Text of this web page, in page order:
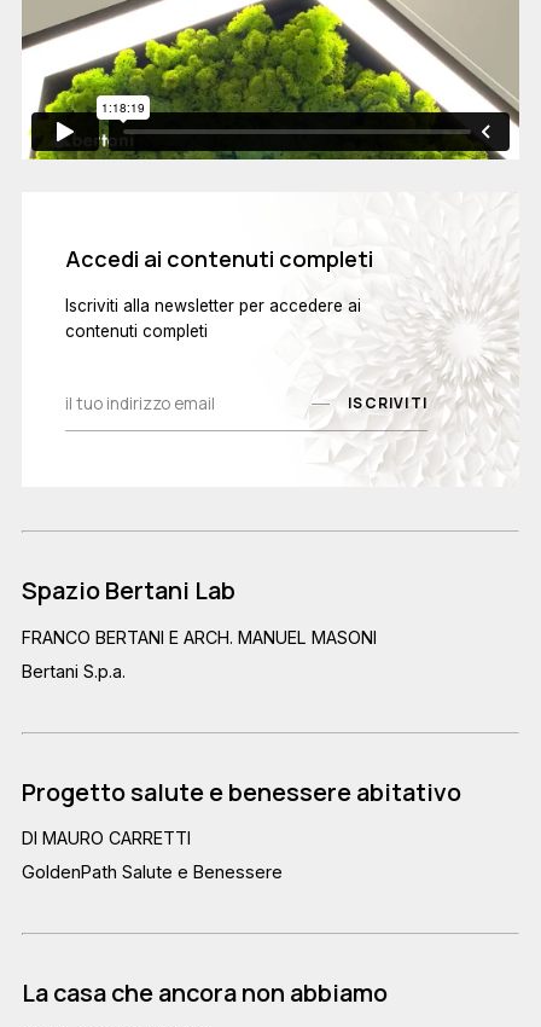
Accedi ai contenuti completi
Iscriviti alla newsletter per accedere ai
contenuti completi
ISCRIVITI
Spazio Bertani Lab
FRANCO BERTANI E ARCH. MANUEL MASONI
Bertani S.p.a.
Progetto salute e benessere abitativo
DI MAURO CARRETTI
GoldenPath Salute e Benessere
La casa che ancora non abbiamo